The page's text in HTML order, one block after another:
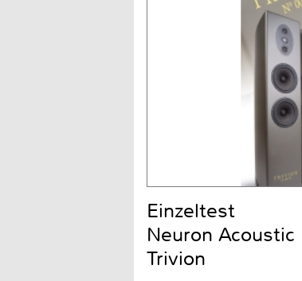
Einzeltest
Neuron Acoustic
Trivion